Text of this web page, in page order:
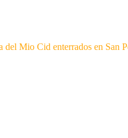
del Mio Cid enterrados en San